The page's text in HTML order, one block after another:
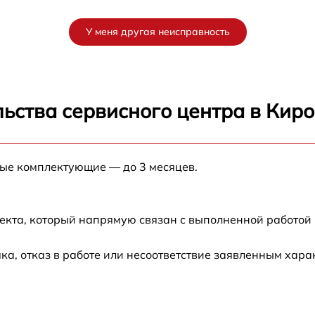
от 60 мин
от 60 мин
У меня другая неисправность
сервисного центра в
комплектующие — до 3 месяцев.
который напрямую связан с выполненной
отказ в работе или несоответствие заявленным